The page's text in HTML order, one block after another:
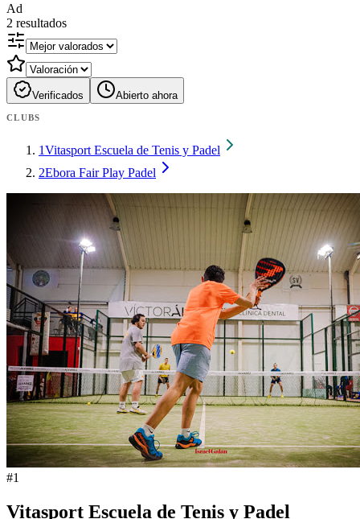
Ad
2 resultados
Verificados Abierto ahora
CLUBS
1Vitasport Escuela de Tenis y Padel
2Ebora Fair Play Padel
#1
Vitasport Escuela de Tenis y Padel